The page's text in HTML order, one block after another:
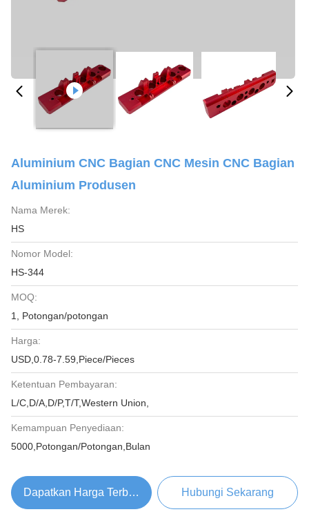
Aluminium CNC Bagian CNC Mesin CNC Bagian
Aluminium Produsen
Nama Merek:
HS
Nomor Model:
HS-344
MOQ:
1, Potongan/potongan
Harga:
USD,0.78-7.59,Piece/Pieces
Ketentuan Pembayaran:
L/C,D/A,D/P,T/T,Western Union,
Kemampuan Penyediaan:
5000,Potongan/Potongan,Bulan
Dapatkan Harga Terbaik Hubungi Sekarang